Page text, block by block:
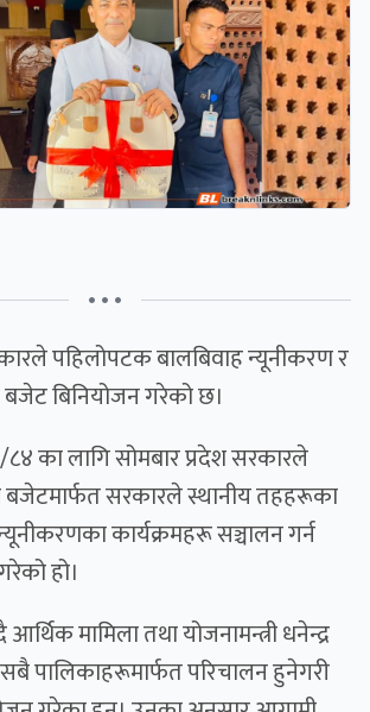
• • •
पहिलोपटक बालबिवाह न्यूनीकरण र
बजेट बिनियोजन गरेको छ।
का लागि सोमबार प्रदेश सरकारले
बजेटमार्फत सरकारले स्थानीय तहहरूका
कार्यक्रमहरू सञ्चालन गर्न
हो।
मामिला तथा योजनामन्त्री धनेन्द्र
पालिकाहरूमार्फत परिचालन हुनेगरी